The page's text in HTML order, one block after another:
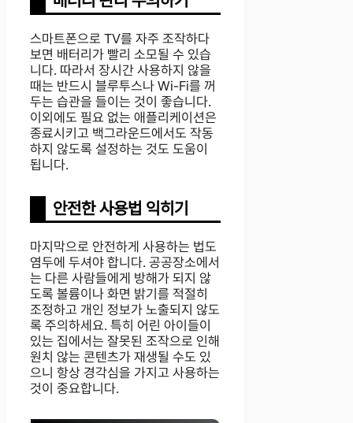
스마트폰으로 TV를 자주 조작하다
보면 배터리가 빨리 소모될 수 있습
니다. 따라서 장시간 사용하지 않을
때는 반드시 블루투스나 Wi-Fi를 꺼
두는 습관을 들이는 것이 좋습니다.
이외에도 필요 없는 애플리케이션은
종료시키고 백그라운드에서도 작동
하지 않도록 설정하는 것도 도움이
됩니다.
안전한 사용법 익히기
마지막으로 안전하게 사용하는 법도
염두에 두셔야 합니다. 공공장소에서
는 다른 사람들에게 방해가 되지 않
도록 볼륨이나 화면 밝기를 적절히
조정하고 개인 정보가 노출되지 않도
록 주의하세요. 특히 어린 아이들이
있는 집에서는 잘못된 조작으로 인해
원치 않는 콘텐츠가 재생될 수도 있
으니 항상 경각심을 가지고 사용하는
것이 중요합니다.